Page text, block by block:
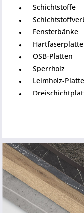
Schichtstoffe
Fensterbänke
OSB-Platten
Sperrholz
Leimholz-